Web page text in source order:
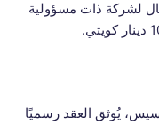
لشركة ذات مسؤولية
يُوثق العقد رسميًا